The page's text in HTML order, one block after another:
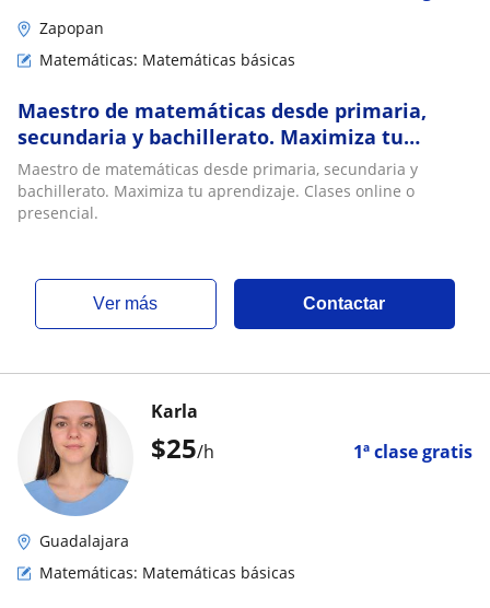
Zapopan
Matemáticas: Matemáticas básicas
Maestro de matemáticas desde primaria,
secundaria y bachillerato. Maximiza tu
aprendizaje. Clases online o presencial
Maestro de matemáticas desde primaria, secundaria y
bachillerato. Maximiza tu aprendizaje. Clases online o
presencial.
ver más Contactar
$25/h 1ª clase gratis
Karla
Guadalajara
Matemáticas: Matemáticas básicas